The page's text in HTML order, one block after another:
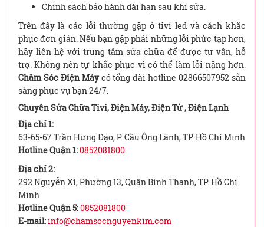
Chính sách bảo hành dài hạn sau khi sửa.
Trên đây là các lỗi thường gặp ở tivi led và cách khắc
phục đơn giản. Nếu bạn gặp phải những lỗi phức tạp hơn,
hãy liên hệ với trung tâm sửa chữa để được tư vấn, hỗ
trợ. Không nên tự khắc phục vì có thể làm lỗi nặng hơn.
Chăm Sóc Điện Máycó tổng đài hotline 02866507952 sẵn
sàng phục vụ bạn 24/7.
Chuyên Sửa Chữa Tivi, Điện Máy, Điện Tử , Điện Lạnh
Địa chỉ 1:
63-65-67 Trần Hưng Đạo, P. Cầu Ông Lãnh, TP. Hồ Chí Minh
Hotline Quận 1:0852081800
Địa chỉ 2:
292 Nguyễn Xí, Phường 13, Quận Bình Thạnh, TP. Hồ Chí
Minh
Hotline Quận 5:0852081800
E-mail:info@chamsocnguyenkim.com